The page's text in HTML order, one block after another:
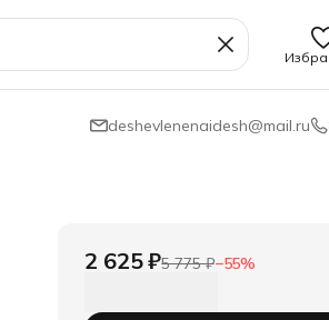
deshevlenenaidesh@mail.ru
2 625 ₽5 775 ₽−55%